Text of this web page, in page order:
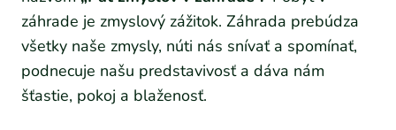
záhrade je zmyslový zážitok. Záhrada prebúdza
všetky naše zmysly, núti nás snívať a spomínať,
podnecuje našu predstavivosť a dáva nám
šťastie, pokoj a blaženosť.